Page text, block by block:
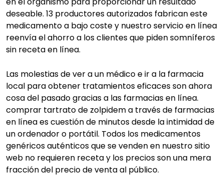
deseable. 13 productores autorizados fabrican este
medicamento a bajo coste y nuestro servicio en línea
reenvía el ahorro a los clientes que piden somníferos
sin receta en línea.
Las molestias de ver a un médico e ir a la farmacia
local para obtener tratamientos eficaces son ahora
cosa del pasado gracias a las farmacias en línea.
comprar tartrato de zolpidem a través de farmacias
en línea es cuestión de minutos desde la intimidad de
un ordenador o portátil. Todos los medicamentos
genéricos auténticos que se venden en nuestro sitio
web no requieren receta y los precios son una mera
fracción del precio de venta al público.